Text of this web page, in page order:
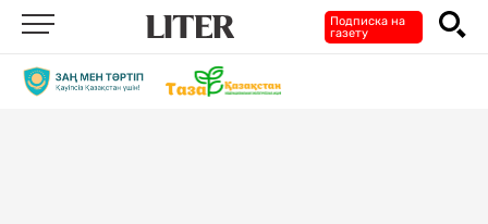
Подписка на
газету